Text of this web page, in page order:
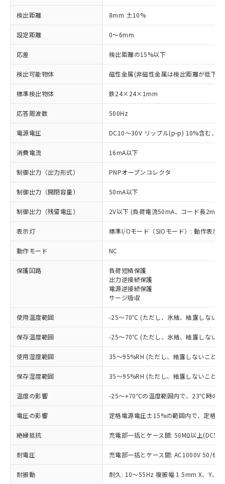
検出距離 8mm ±10%
設定距離 0～6mm
応差 検出距離の15%以下
検出可能物体 磁性金属(非磁性金属は検出距離が低下し
標準検出物体 鉄24×24×1mm
応答周波数 500Hz
電源電圧 DC10～30V リップル(p-p) 10%含む、
消費電流 16mA以下
制御出力（出力形式） PNPオープンコレクタ
制御出力（開閉容量） 50mA以下
制御出力（残留電圧） 2V以下 (負荷電流50mA、コード長2m時)
表示灯 標準I/Oモード（SIOモード）: 動作表示
動作モード NC
保護回路
負荷短絡保護
出力逆接続保護
電源逆接続保護
サージ吸収
使用温度範囲 -25～70℃ (ただし、氷結、結露しないこ
保存温度範囲 -25～70℃ (ただし、氷結、結露しないこ
使用湿度範囲 35～95%RH (ただし、結露しないこと)
保存湿度範囲 35～95%RH (ただし、結露しないこと)
温度の影響 -25～+70℃の温度範囲内で、23℃時の
電圧の影響 定格電源電圧±15%の範囲内で、定格
絶縁抵抗 充電部一括とケース間: 50MΩ以上
耐電圧 充電部一括とケース間: AC1000V 50/
耐振動 耐久: 10～55Hz 複振幅 1.5mm X、Y、Z
ご利用条件
以下の条件をお読みいただき、同意のうえ
本サービスは、当社制御機器事業取扱
商品の当社在庫状況および標準価格
(税抜)を提供させていただくもので
当社制御機器事業取扱商品の中には、
本サービスの対象外となる商品もある
ことをご了承ください。
在庫状況および標準価格照会結果は、
記載している更新日時点での社内デー
※1 対応状況
対応済み：EU RoHS指令（10物質）の
非含有に対応した製品が提供可能な商品で
対応予定：EU RoHS指令（10物質）の非含
商品です。
対応予定なし：EU RoHS指令（10物質）の
非含有に非対応の商品で、対応品を出す予
定はありません。
調査・確認中：EU RoHS指令（10物質）の
非含有の対応状況を調査中または確認中の
非該当品：ライセンス料など無形物で、有
害物質有無と関係のない商品です。
仕入先様の事情により、非含有部品として
いたものが、含有品と判明した場合などや
むを得ず変更することがあります。
*EU RoHS指令（10物質）：
※1 中国RoHS○×表
「○」：最大均質材料含有率が中国RoHSの
基準値以下であることを示します。
「×」：最大均質材料含有率が中国RoHSの
基準値を超えていることを示します。
「－」：未確認です。当社販売部門へお問
い合わせください。
当社は、これら貴社製品のうち、外国
為替および外国貿易法に定める商品
（以下｢規制貨物等」という）を輸出